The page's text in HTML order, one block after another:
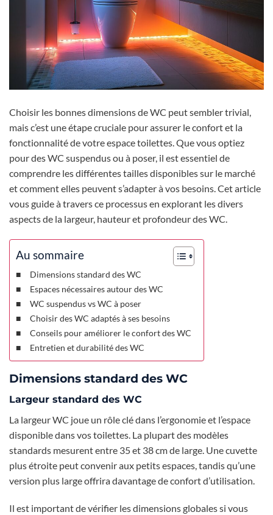
Choisir les bonnes dimensions de WC peut sembler trivial,
mais c’est une étape cruciale pour assurer le confort et la
fonctionnalité de votre espace toilettes. Que vous optiez
pour des WC suspendus ou à poser, il est essentiel de
comprendre les différentes tailles disponibles sur le marché
et comment elles peuvent s’adapter à vos besoins. Cet article
vous guide à travers ce processus en explorant les divers
aspects de la largeur, hauteur et profondeur des WC.
Au sommaire
Dimensions standard des WC
Espaces nécessaires autour des WC
WC suspendus vs WC à poser
Choisir des WC adaptés à ses besoins
Conseils pour améliorer le confort des WC
Entretien et durabilité des WC
Dimensions standard des WC
Largeur standard des WC
La largeur WC joue un rôle clé dans l’ergonomie et l’espace
disponible dans vos toilettes. La plupart des modèles
standards mesurent entre 35 et 38 cm de large. Une cuvette
plus étroite peut convenir aux petits espaces, tandis qu’une
version plus large offrira davantage de confort d’utilisation.
Il est important de vérifier les dimensions globales si vous